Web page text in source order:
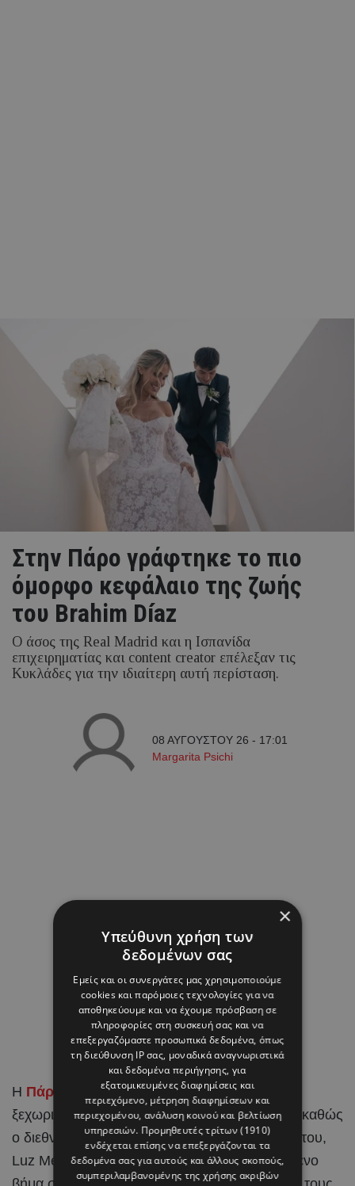
Στην Πάρο γράφτηκε το πιο
όμορφο κεφάλαιο της ζωής
του Brahim Díaz
Ο άσος της Real Madrid και η Ισπανίδα
επιχειρηματίας και content creator επέλεξαν τις
Κυκλάδες για την ιδιαίτερη αυτή περίσταση.
08 ΑΥΓΟΥΣΤΟΥ 26 - 17:01
Margarita Psichi
Η Πάρος
έγινε το σκηνικό για μια από τις πιο
ξεχωριστές στιγμές στη ζωή του Brahim Díaz, καθώς
ο διεθνής
ποδοσφαιριστήςκαι η αγαπημένη του,
Luz Méndez, αποφάσισαν να κάνουν το επόμενο
×
Υπεύθυνη χρήση των
δεδομένων σας
Εμείς και οι συνεργάτες μας χρησιμοποιούμε
cookies και παρόμοιες τεχνολογίες για να
αποθηκεύουμε και να έχουμε πρόσβαση σε
πληροφορίες στη συσκευή σας και να
επεξεργαζόμαστε προσωπικά δεδομένα, όπως
τη διεύθυνση IP σας, μοναδικά αναγνωριστικά
και δεδομένα περιήγησης, για
εξατομικευμένες διαφημίσεις και
περιεχόμενο, μέτρηση διαφημίσεων και
περιεχομένου, ανάλυση κοινού και βελτίωση
υπηρεσιών. Προμηθευτές τρίτων (1910)
ενδέχεται επίσης να επεξεργάζονται τα
δεδομένα σας για αυτούς και άλλους σκοπούς,
συμπεριλαμβανομένης της χρήσης ακριβών